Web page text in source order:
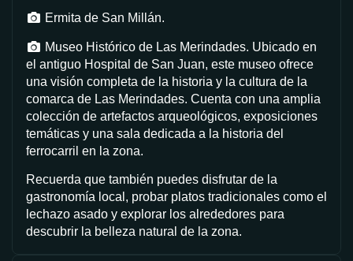
Ermita de San Millán.
Museo Histórico de Las Merindades. Ubicado en
el antiguo Hospital de San Juan, este museo ofrece
una visión completa de la historia y la cultura de la
comarca de Las Merindades. Cuenta con una amplia
colección de artefactos arqueológicos, exposiciones
temáticas y una sala dedicada a la historia del
ferrocarril en la zona.
Recuerda que también puedes disfrutar de la
gastronomía local, probar platos tradicionales como el
lechazo asado y explorar los alrededores para
descubrir la belleza natural de la zona.